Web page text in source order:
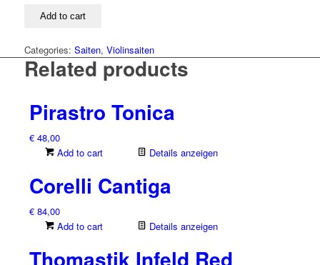
quantity
Add to cart
Categories: Saiten, Violinsaiten
Related products
Pirastro Tonica
€48,00
Add to cart
Details anzeigen
Corelli Cantiga
€84,00
Add to cart
Details anzeigen
Thomastik Infeld Red